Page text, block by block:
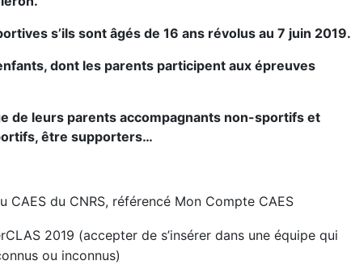
s’ils sont âgés de 16 ans révolus au 7 juin 2019.
dont les parents participent aux épreuves
de leurs parents accompagnants non-sportifs et
être supporters…
du CNRS, référencé Mon Compte CAES
2019 (accepter de s’insérer dans une équipe qui
ou inconnus)